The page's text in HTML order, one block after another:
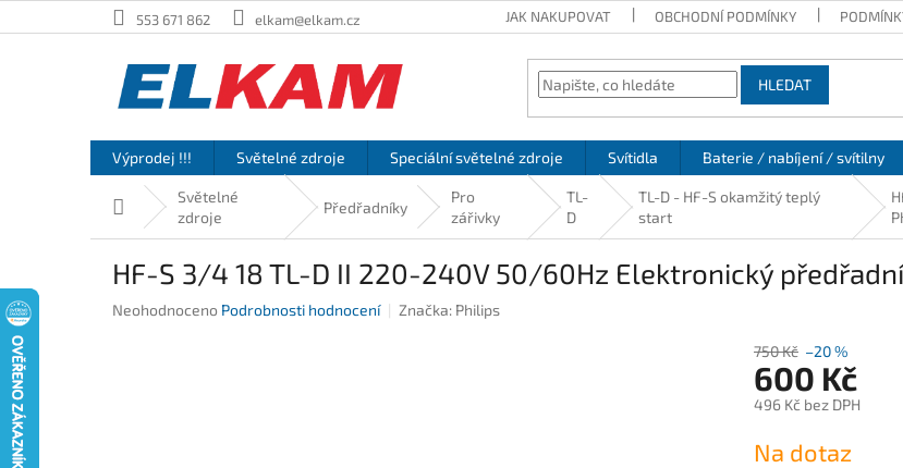
na
553 671 862 elkam@elkam.cz JAK NAKUPOVAT OBCHODNÍ PODMÍNKY
HLEDAT
Výprodej !!! Světelné zdroje Speciální světelné zdroje Svítidla Baterie / nabíjení / svítilny
Domů
Světelné
zdroje
Předřadníky
Pro
zářivky
TL-
D
TL-D - HF-S okamžitý teplý
start
HF-S 3/4 18 TL-D II 220-240V 50/60Hz Elektronický
Průměrné
Neohodnoceno Podrobnosti hodnocení Značka: Philips
750 Kč –20 %
600 Kč
496 Kč bez DPH
cena:
Na dotaz